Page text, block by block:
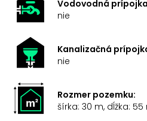
Vodovodná
nie
Kanalizačná
nie
Rozmer pozemku:
šírka: 30 m, dĺžka: 55